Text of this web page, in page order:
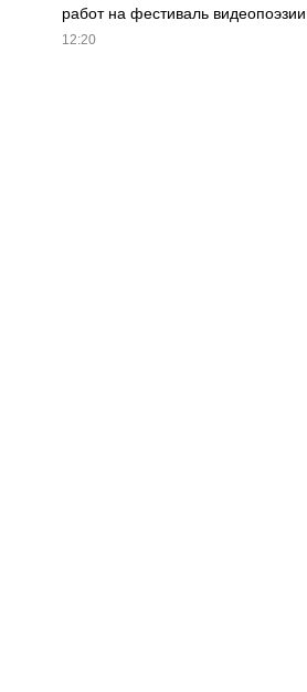
работ на фестиваль видеопоэзии
12:20